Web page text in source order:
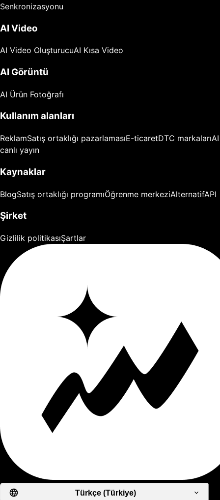
Senkronizasyonu
AI Video
AI Video OluşturucuAI Kısa Video
AI Görüntü
AI Ürün Fotoğrafı
Kullanım alanları
ReklamSatış ortaklığı pazarlamasıE-ticaretDTC markalarıAI
canlı yayın
Kaynaklar
BlogSatış ortaklığı programıÖğrenme merkeziAlternatifAPI
Şirket
Gizlilik politikasıŞartlar
Türkçe (Türkiye)